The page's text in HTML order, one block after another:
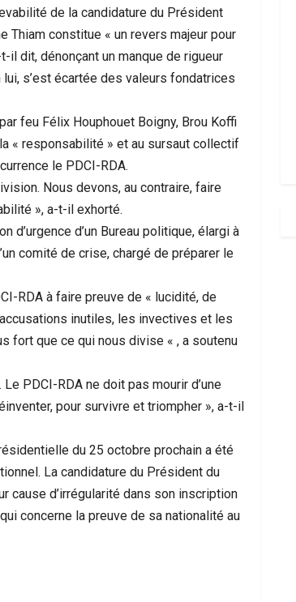
de la candidature du Président
Thiam constitue « un revers majeur pour
il dit, dénonçant un manque de rigueur
s’est écartée des valeurs fondatrices
feu Félix Houphouet Boigny, Brou Koffi
« responsabilité » et au sursaut collectif
le PDCI-RDA.
Nous devons, au contraire, faire
», a-t-il exhorté.
d’un Bureau politique, élargi à
comité de crise, chargé de préparer le
RDA à faire preuve de « lucidité, de
inutiles, les invectives et les
fort que ce qui nous divise « , a soutenu
PDCI-RDA ne doit pas mourir d’une
pour survivre et triompher », a-t-il
du 25 octobre prochain a été
La candidature du Président du
cause d’irrégularité dans son inscription
concerne la preuve de sa nationalité au